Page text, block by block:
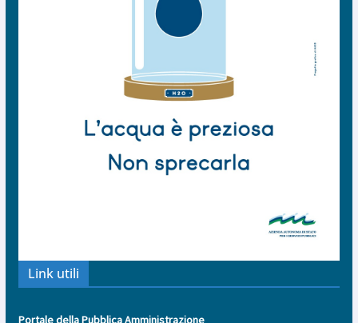
Link utili
Portale della Pubblica Amministrazione